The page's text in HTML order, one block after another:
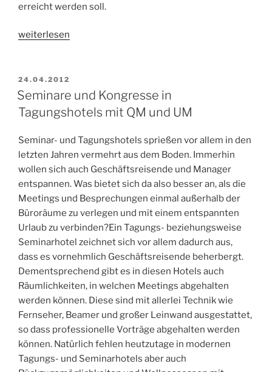
erreicht werden soll.
„Ein
gut
geplant
sein“
weiterlesen
VERÖFFENTLICHT
AM
24.04.2012
Seminare und Kongresse in
Tagungshotels mit QM und UM
Seminar- und Tagungshotels sprießen vor allem in den
letzten Jahren vermehrt aus dem Boden. Immerhin
wollen sich auch Geschäftsreisende und Manager
entspannen. Was bietet sich da also besser an, als die
Meetings und Besprechungen einmal außerhalb der
Büroräume zu verlegen und mit einem entspannten
Urlaub zu verbinden?Ein Tagungs- beziehungsweise
Seminarhotel zeichnet sich vor allem dadurch aus,
dass es vornehmlich Geschäftsreisende beherbergt.
Dementsprechend gibt es in diesen Hotels auch
Räumlichkeiten, in welchen Meetings abgehalten
werden können. Diese sind mit allerlei Technik wie
Fernseher, Beamer und großer Leinwand ausgestattet,
so dass professionelle Vorträge abgehalten werden
können. Natürlich fehlen heutzutage in modernen
Tagungs- und Seminarhotels aber auch